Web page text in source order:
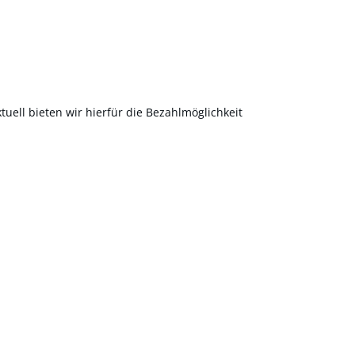
bieten wir hierfür die Bezahlmöglichkeit